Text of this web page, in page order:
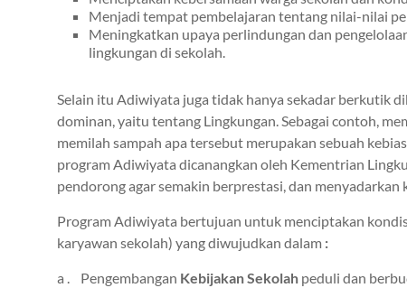
Menjadi tempat pembelajaran tentang nilai-nilai
Meningkatkan upaya perlindungan dan
lingkungan di sekolah.
Selain itu Adiwiyata juga tidak hanya sekadar berkutik
dominan, yaitu tentang Lingkungan. Sebagai contoh,
memilah sampah apa tersebut merupakan sebuah
program Adiwiyata dicanangkan oleh Kementrian
pendorong agar semakin berprestasi, dan
Program Adiwiyata bertujuan untuk menciptakan
karyawan sekolah) yang diwujudkan dalam :
a . Pengembangan Kebijakan Sekolah peduli dan